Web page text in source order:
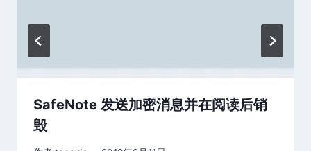
SafeNote 发送加密消息并在阅读后销
毁